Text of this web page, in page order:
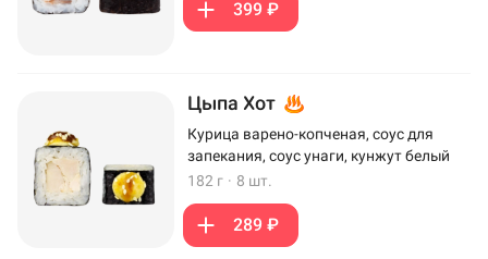
399 ₽
Цыпа Хот
Курица варено-копченая, соус для
запекания, соус унаги, кунжут белый
182 г · 8 шт.
289 ₽